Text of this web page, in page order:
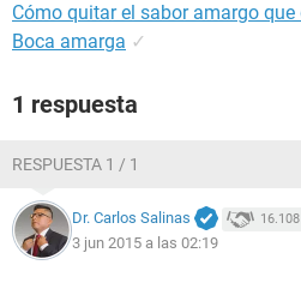
Cómo quitar el sabor amargo
Boca amarga ✓
1 respuesta
RESPUESTA 1 / 1
Dr. Carlos Salinas 16.108
3 jun 2015 a las 02:19